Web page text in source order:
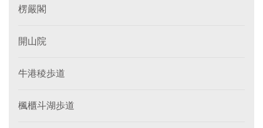
楞嚴閣
開山院
牛港稜歩道
楓櫃斗湖歩道